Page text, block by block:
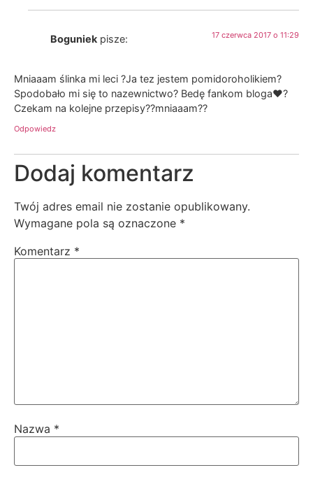
Boguniek pisze: 17 czerwca 2017 o 11:29
Mniaaam ślinka mi leci ?Ja tez jestem pomidoroholikiem?
Spodobało mi się to nazewnictwo? Bedę fankom bloga❤️?
Czekam na kolejne przepisy??mniaaam??
Odpowiedz
Dodaj komentarz
Twój adres email nie zostanie opublikowany.
Wymagane pola są oznaczone *
Komentarz *
Nazwa *